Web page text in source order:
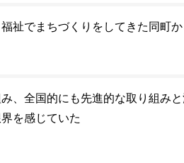
祉でまちづくりをしてきた同町
、全国的にも先進的な取り組み
を感じていた